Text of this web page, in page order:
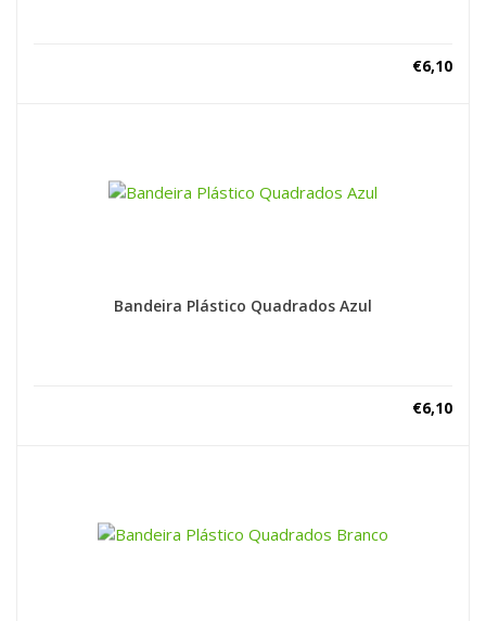
€6,10
Bandeira Plástico Quadrados Azul
€6,10